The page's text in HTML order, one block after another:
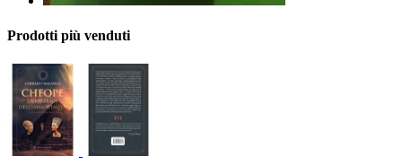
Prodotti più venduti